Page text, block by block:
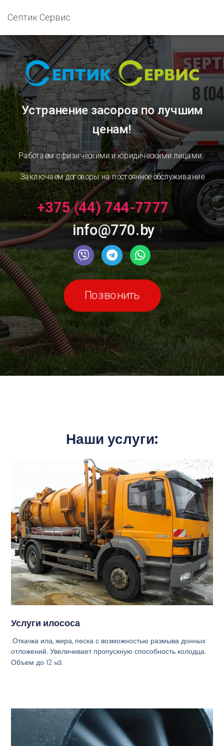
Септик Сервис
Устранение засоровпо лучшим
ценам!
Работаем с физическими и юридическими лицами.
Заключаем договоры на постоянное обслуживание
+375 (44) 744-7777
info@770.by
Позвонить
Наши услуги:
Услуги илососа
.Откачка ила, жира, песка с возможностью размыва донных
отложений. Увеличивает пропускную способность колодца.
Объем до 12м3.